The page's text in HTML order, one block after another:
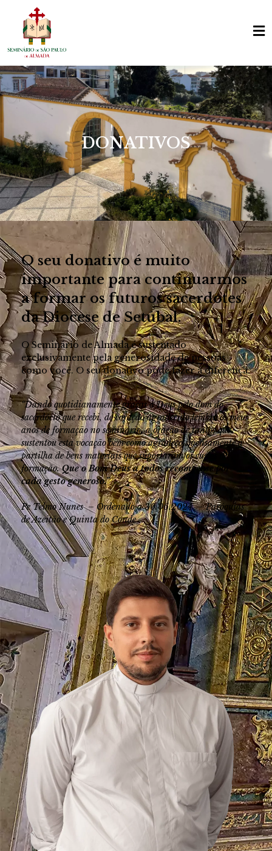
DONATIVOS
O seu donativo é muito
importante para continuarmos
a formar os futuros sacerdotes
da Diocese de Setúbal.
O Seminário de Almada é sustentado
exclusivamente pela generosidade de pessoas
como você. O seu donativo pode fazer a diferença.
“Dando quotidianamente graças a Deus pelo dom do
sacerdócio que recebi, de coração agradecido lembro os meus
anos de formação no seminário, a oração de tantos que
sustentou esta vocação bem como agradeço imensamente a
partilha de bens materiais que suportaram os custos da
formação.Que o Bom Deus a todos recompense por
cada gesto generoso.”
Pe Telmo Nunes –Ordenado a 30.06.2024 –Paróquias
de Azeitão e Quinta do Conde